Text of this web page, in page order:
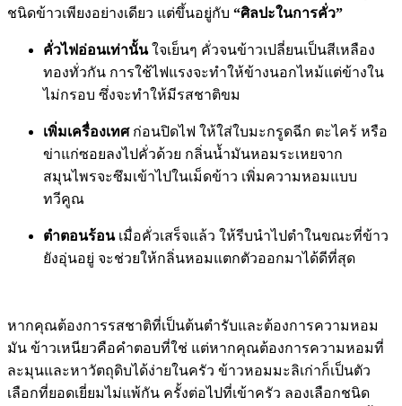
ชนิดข้าวเพียงอย่างเดียว แต่ขึ้นอยู่กับ “ศิลปะในการคั่ว”
คั่วไฟอ่อนเท่านั้นใจเย็นๆ คั่วจนข้าวเปลี่ยนเป็นสีเหลือง
ทองทั่วกัน การใช้ไฟแรงจะทำให้ข้างนอกไหม้แต่ข้างใน
ไม่กรอบ ซึ่งจะทำให้มีรสชาติขม
เพิ่มเครื่องเทศก่อนปิดไฟ ให้ใส่ใบมะกรูดฉีก ตะไคร้ หรือ
ข่าแก่ซอยลงไปคั่วด้วย กลิ่นน้ำมันหอมระเหยจาก
สมุนไพรจะซึมเข้าไปในเม็ดข้าว เพิ่มความหอมแบบ
ทวีคูณ
ตำตอนร้อนเมื่อคั่วเสร็จแล้ว ให้รีบนำไปตำในขณะที่ข้าว
ยังอุ่นอยู่ จะช่วยให้กลิ่นหอมแตกตัวออกมาได้ดีที่สุด
หากคุณต้องการรสชาติที่เป็นต้นตำรับและต้องการความหอม
มัน ข้าวเหนียวคือคำตอบที่ใช่ แต่หากคุณต้องการความหอมที่
ละมุนและหาวัตถุดิบได้ง่ายในครัว ข้าวหอมมะลิเก่าก็เป็นตัว
เลือกที่ยอดเยี่ยมไม่แพ้กัน ครั้งต่อไปที่เข้าครัว ลองเลือกชนิด